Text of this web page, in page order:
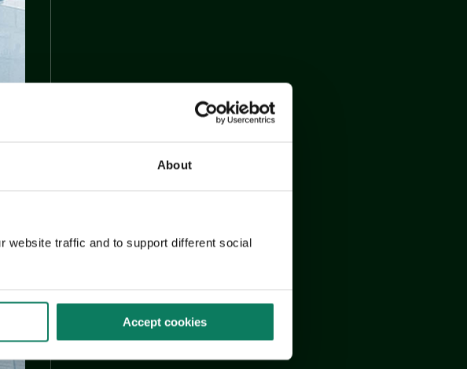
About
website traffic and to support different social
Accept cookies